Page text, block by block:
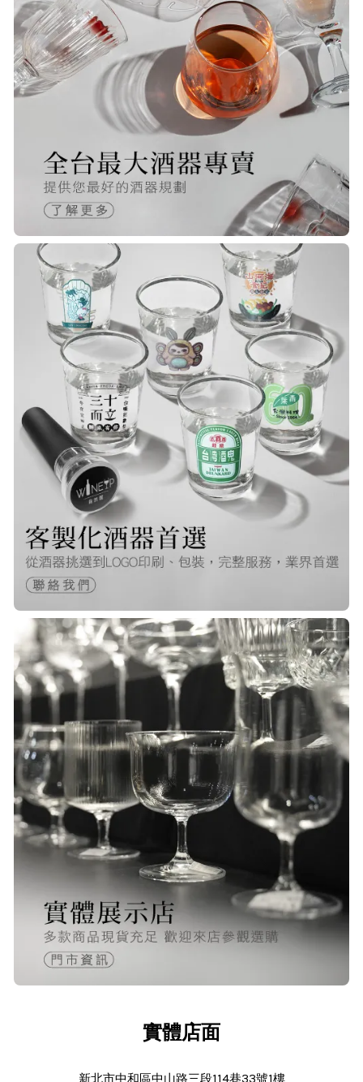
S***
20/Nov/2025 10:10 am
很快就收到商品了，出貨速度相當
快，下單後很快就出貨了，商品包裝
完整，價錢也相當的不錯，值得推薦
R***
21/Nov/2025 05:25 pm
已經回購無數次，賣家態度良好，有
問必答，包裝完整，商品也非常的
棒！
Q***
22/Nov/2025 12:40 pm
很快就收到商品了，出貨速度非常的
快，非常棒的賣家 質感又耐看,細膩
包裝得很小心 CP值很高！！推薦購入
23/Nov/2025 08:00 am
品質非常好！手摸的觸感就很明顯感
覺質感
O***
24/Nov/2025 02:15 pm
實體店面
新北市中和區中山路三段114巷33號1樓